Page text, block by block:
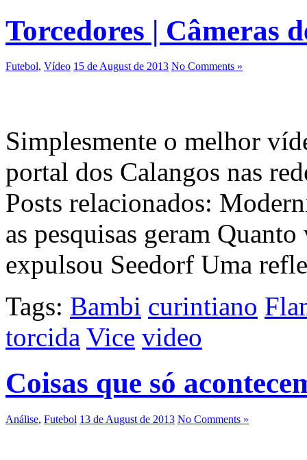
Torcedores | Câmeras
Futebol, Vídeo 15 de August de 2013 No Comments »
Simplesmente o melhor
portal dos Calangos nas
Posts relacionados:
as pesquisas geram
expulsou Seedorf Uma
Tags: Bambi curintiano
torcida Vice video
Coisas que só
Análise, Futebol 13 de August de 2013 No Comments »